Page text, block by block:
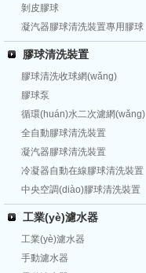
剝皮膠球
凝汽器膠球清洗裝置專用膠球
膠球清洗裝置
膠球清洗收球網(wǎng)
膠球泵
循環(huán)水二次濾網(wǎng)
全自動膠球清洗裝置
凝汽器膠球清洗裝置
冷凝器自動在線膠球清洗裝置
中央空調(diào)膠球清洗裝置
工業(yè)濾水器
工業(yè)濾水器
手動濾水器